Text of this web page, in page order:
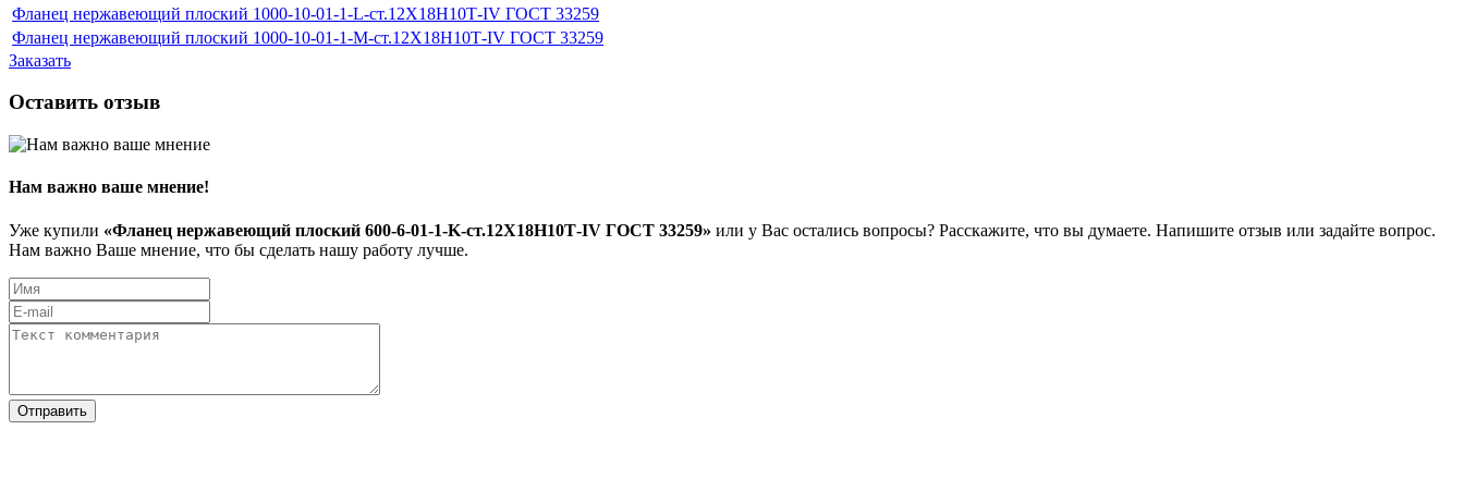
Фланец нержавеющий плоский 1000-10-01-1-L-ст.12Х18Н10Т-IV ГОСТ 33259
Фланец нержавеющий плоский 1000-10-01-1-M-ст.12Х18Н10Т-IV ГОСТ 33259
Заказать
Оставить отзыв
Нам важно ваше мнение!
Уже купили «Фланец нержавеющий плоский 600-6-01-1-K-ст.12Х18Н10Т-IV ГОСТ 33259» или у Вас остались вопросы? Расскажите, что вы думаете. Напишите отзыв или задайте вопрос.
Нам важно Ваше мнение, что бы сделать нашу работу лучше.